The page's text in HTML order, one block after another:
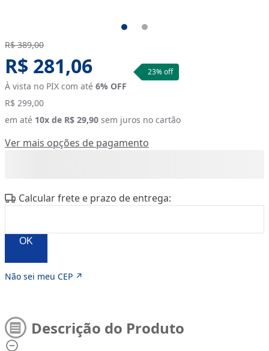
Original price:
R$ 389,00
Sale Price:
R$ 281,06
À vista no PIX com até 6% OFF
23% off
R$ 299,00
em até 10x de R$ 29,90 sem juros no cartão
Ver mais opções de pagamento
Calcular frete e prazo de entrega:
OK
Não sei meu CEP ↗
Descrição do Produto